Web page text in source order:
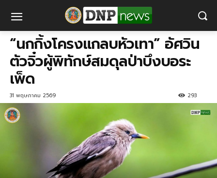
“นกกิ้งโครงแกลบหัวเทา” อัศวิน
ตัวจิ๋วผู้พิทักษ์สมดุลป่าบึงบอระ
เพ็ด
31 พฤษภาคม 2569 293